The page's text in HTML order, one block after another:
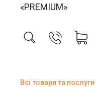
«PREMIUM»
Всі товари та послуги